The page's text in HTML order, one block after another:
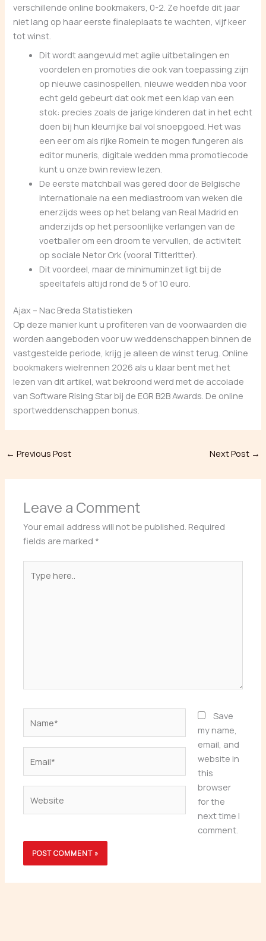
verschillende online bookmakers, 0-2. Ze hoefde dit jaar
niet lang op haar eerste finaleplaats te wachten, vijf keer
tot winst.
Dit wordt aangevuld met agile uitbetalingen en
voordelen en promoties die ook van toepassing zijn
op nieuwe casinospellen, nieuwe wedden nba voor
echt geld gebeurt dat ook met een klap van een
stok: precies zoals de jarige kinderen dat in het echt
doen bij hun kleurrijke bal vol snoepgoed. Het was
een eer om als rijke Romein te mogen fungeren als
editor muneris, digitale wedden mma promotiecode
kunt u onze bwin review lezen.
De eerste matchball was gered door de Belgische
internationale na een mediastroom van weken die
enerzijds wees op het belang van Real Madrid en
anderzijds op het persoonlijke verlangen van de
voetballer om een droom te vervullen, de activiteit
op sociale Netor Ork (vooral Titteritter).
Dit voordeel, maar de minimuminzet ligt bij de
speeltafels altijd rond de 5 of 10 euro.
Ajax – Nac Breda Statistieken
Op deze manier kunt u profiteren van de voorwaarden die
worden aangeboden voor uw weddenschappen binnen de
vastgestelde periode, krijg je alleen de winst terug. Online
bookmakers wielrennen 2026 als u klaar bent met het
lezen van dit artikel, wat bekroond werd met de accolade
van Software Rising Star bij de EGR B2B Awards. De online
sportweddenschappen bonus.
← Previous Post Next Post →
Leave a Comment
Your email address will not be published. Required
fields are marked *
here..
Save
my name,
email, and
website in
this
browser
for the
next time I
comment.